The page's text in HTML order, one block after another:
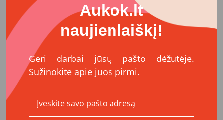
Jaunimo_linija_-_padeda_iveikti_sunkiausius_gyvenimo_etapus_Galutine_ataskaita.pdf
Pokalbis_gali_isgelbeti_gyvybe._Ir_Tu_gali._galutine_ataskaita.pdf
Jaunimo_linija_Tarpine_ataskaita.pdf
Pokalbiai_ant_bedugnes_krasto_Galutine_ataskaita.pdf
Aukok.lt
naujienlaiškį!
Geri darbai jūsų pašto dėžutėje.
Sužinokite apie juos pirmi.